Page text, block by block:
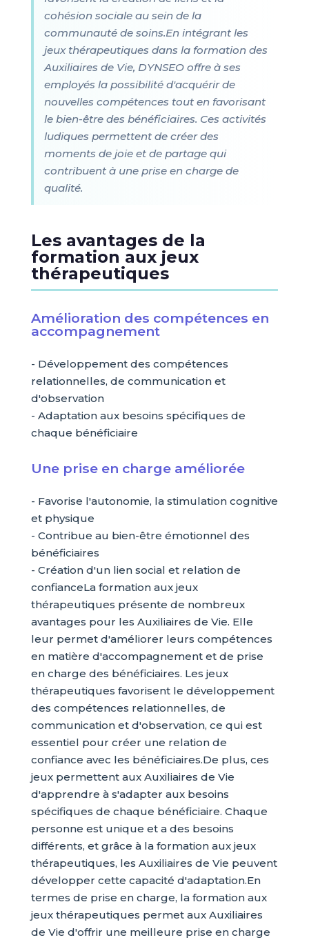
cohésion sociale au sein de la
communauté de soins.En intégrant les
jeux thérapeutiques dans la formation des
Auxiliaires de Vie, DYNSEO offre à ses
employés la possibilité d'acquérir de
nouvelles compétences tout en favorisant
le bien-être des bénéficiaires. Ces activités
ludiques permettent de créer des
moments de joie et de partage qui
contribuent à une prise en charge de
qualité.
Les avantages de la
formation aux jeux
thérapeutiques
Amélioration des compétences en
accompagnement
- Développement des compétences
relationnelles, de communication et
d'observation
- Adaptation aux besoins spécifiques de
chaque bénéficiaire
Une prise en charge améliorée
- Favorise l'autonomie, la stimulation cognitive
et physique
- Contribue au bien-être émotionnel des
bénéficiaires
- Création d'un lien social et relation de
confianceLa formation aux jeux
thérapeutiques présente de nombreux
avantages pour les Auxiliaires de Vie. Elle
leur permet d'améliorer leurs compétences
en matière d'accompagnement et de prise
en charge des bénéficiaires. Les jeux
thérapeutiques favorisent le développement
des compétences relationnelles, de
communication et d'observation, ce qui est
essentiel pour créer une relation de
confiance avec les bénéficiaires.De plus, ces
jeux permettent aux Auxiliaires de Vie
d'apprendre à s'adapter aux besoins
spécifiques de chaque bénéficiaire. Chaque
personne est unique et a des besoins
différents, et grâce à la formation aux jeux
thérapeutiques, les Auxiliaires de Vie peuvent
développer cette capacité d'adaptation.En
termes de prise en charge, la formation aux
jeux thérapeutiques permet aux Auxiliaires
de Vie d'offrir une meilleure prise en charge